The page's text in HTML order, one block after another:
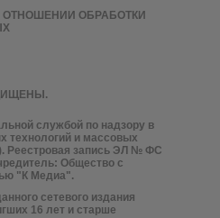
службой по надзору в
технологий и массовых
Реестровая запись ЭЛ № ФС
Общество с
"К Медиа".
сетевого издания
16 лет и старше
ОТНОШЕНИИ ОБРАБОТКИ